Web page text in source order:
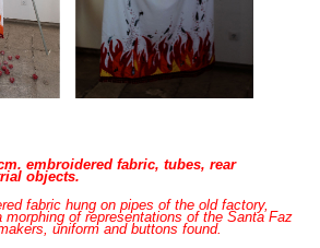
embroidered fabric, tubes, rear
objects.
fabric hung on pipes of the old factory,
morphing of representations of the Santa Faz
uniform and buttons found.